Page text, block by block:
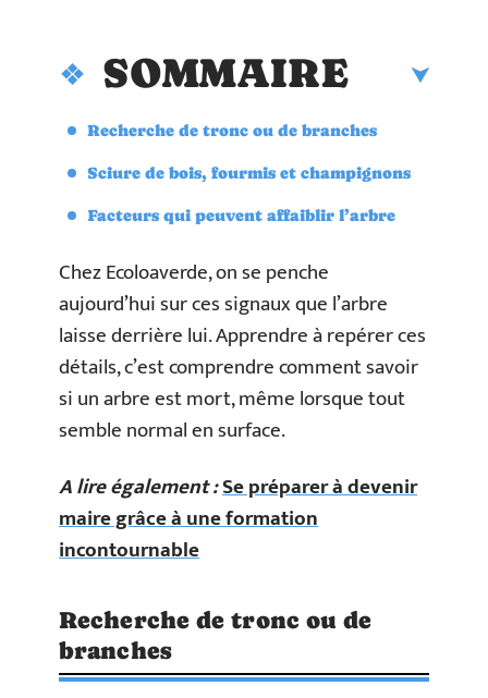
SOMMAIRE
Recherche de tronc ou de branches
Sciure de bois, fourmis et champignons
Facteurs qui peuvent affaiblir l’arbre
Chez Ecoloaverde, on se penche
aujourd’hui sur ces signaux que l’arbre
laisse derrière lui. Apprendre à repérer ces
détails, c’est comprendre comment savoir
si un arbre est mort, même lorsque tout
semble normal en surface.
A lire également :Se préparer à devenir
maire grâce à une formation
incontournable
Recherche de tronc ou de
branches